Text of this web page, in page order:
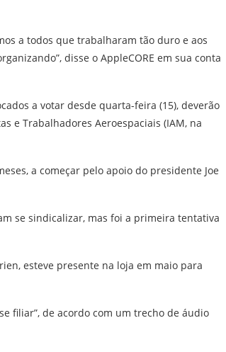
a todos que trabalharam tão duro e aos
disse o AppleCORE em sua conta
a votar desde quarta-feira (15), deverão
e Trabalhadores Aeroespaciais (IAM, na
a começar pelo apoio do presidente Joe
se sindicalizar, mas foi a primeira tentativa
esteve presente na loja em maio para
filiar”, de acordo com um trecho de áudio